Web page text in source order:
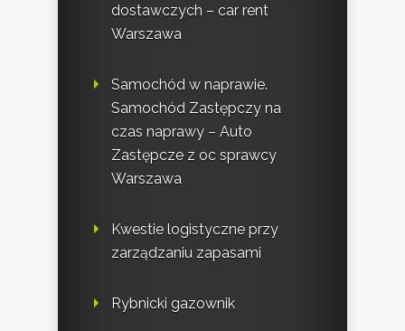
dostawczych – car rent
Warszawa
Samochód w naprawie.
Samochód Zastępczy na
czas naprawy – Auto
Zastępcze z oc sprawcy
Warszawa
Kwestie logistyczne przy
zarządzaniu zapasami
Rybnicki gazownik